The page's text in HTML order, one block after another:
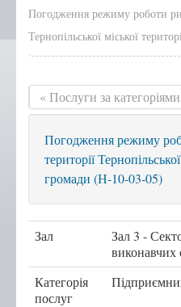
Інформація
Положення,
Графік роботи
Новини
міської ради
Корисна інформація
Віддалені робочі
с.Курівці
Погодження режиму роботи
Тернопільської міської
« Послуги за категоріями
Погодження режиму
території
громади (Н-10-03-05)
Зал
Зал 3 -
виконавчих
Категорія
послуг